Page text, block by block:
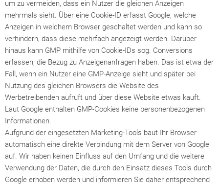
um zu vermeiden, dass ein Nutzer die gleichen Anzeigen
mehrmals sieht. Über eine Cookie-ID erfasst Google, welche
Anzeigen in welchem Browser geschaltet werden und kann so
verhindern, dass diese mehrfach angezeigt werden. Darüber
hinaus kann GMP mithilfe von Cookie-IDs sog. Conversions
erfassen, die Bezug zu Anzeigenanfragen haben. Das ist etwa der
Fall, wenn ein Nutzer eine GMP-Anzeige sieht und später bei
Nutzung des gleichen Browsers die Website des
Werbetreibenden aufruft und über diese Website etwas kauft.
Laut Google enthalten GMP-Cookies keine personenbezogenen
Informationen.
Aufgrund der eingesetzten Marketing-Tools baut Ihr Browser
automatisch eine direkte Verbindung mit dem Server von Google
auf. Wir haben keinen Einfluss auf den Umfang und die weitere
Verwendung der Daten, die durch den Einsatz dieses Tools durch
Google erhoben werden und informieren Sie daher entsprechend